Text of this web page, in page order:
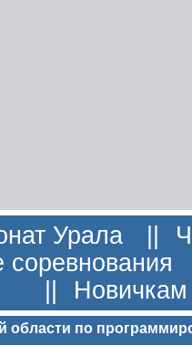
Урала ||
соревнования
||
Новичкам
области по